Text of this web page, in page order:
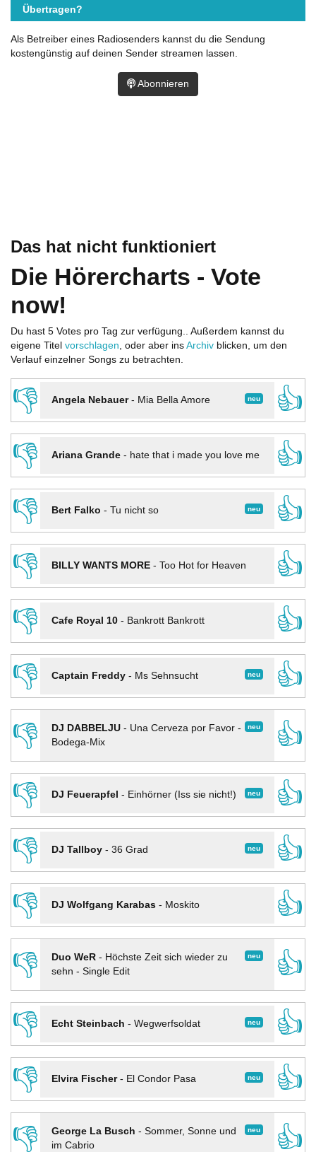
Das hat nicht funktioniert
Die Hörercharts - Vote
now!
Du hast 5 Votes pro Tag zur verfügung.. Außerdem kannst du
eigene Titel vorschlagen, oder aber ins Archiv blicken, um den
Verlauf einzelner Songs zu betrachten.
👎 neu
Angela Nebauer- Mia Bella Amore
👍
👎
Ariana Grande- hate that i made you love me
👍
👎
neu
Bert Falko - Tu nicht so
👍
👎
BILLY WANTS MORE- Too Hot for Heaven
👍
👎
Cafe Royal 10- Bankrott Bankrott
👍
👎
neu
Captain Freddy- Ms Sehnsucht
👍
👎
neu
DJ DABBELJU- Una Cerveza por Favor -
Bodega-Mix
👍
👎
neu
DJ Feuerapfel - Einhörner (Iss sie nicht!)
👍
👎
neu
DJ Tallboy- 36 Grad
👍
👎
DJ Wolfgang Karabas- Moskito
👍
👎
neu
Duo WeR- Höchste Zeit sich wieder zu
sehn - Single Edit
👍
👎
neu
Echt Steinbach - Wegwerfsoldat
👍
👎
neu
Elvira Fischer- El Condor Pasa
👍
👎
neu
George La Busch - Sommer, Sonne und
im Cabrio
👍
Übertragen?
Als Betreiber eines Radiosenders kannst du die Sendung
kostengünstig auf deinen Sender streamen lassen.
Abonnieren